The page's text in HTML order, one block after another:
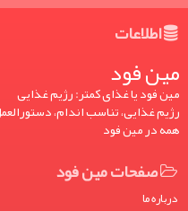
اطلاعات
مین فود
مین فود یا غذای کمتر: رژیم غذایی
رژیم غذایی، تناسب اندام،
همه در مین فود
صفحات مین فود
درباره ما